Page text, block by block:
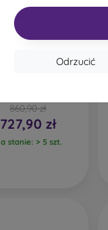
Odrzucić
HS1 wielofunkcyjna
860,90 zł
727,90 zł
stanie: > 5 szt.